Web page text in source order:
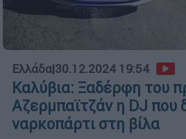
Ελλάδα|30.12.2024 19:54
Καλύβια: Ξαδέρφη του
Αζερμπαϊτζάν η DJ που
ναρκοπάρτι στη βίλα